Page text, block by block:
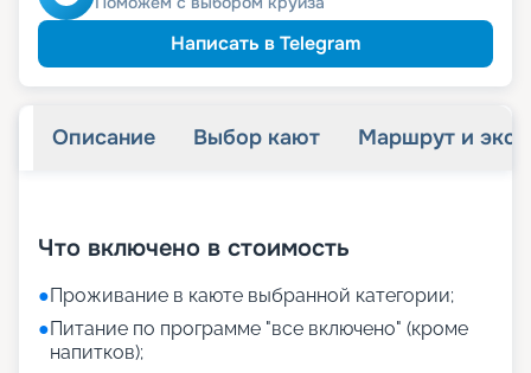
Написать в Telegram
Описание Выбор кают Маршрут и
Что включено в стоимость
●Проживание в каюте выбранной категории;
●Питание по программе "все включено" (кроме
напитков);